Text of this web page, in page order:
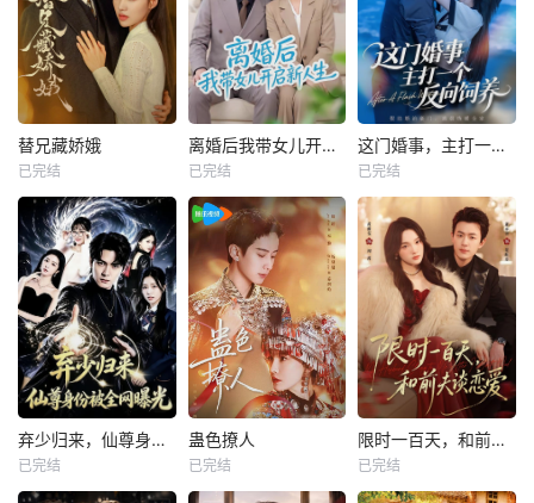
替兄藏娇娥
已完结
离婚后我带女儿开启新人生
已完结
这门婚事，主打一个反向饲养
已完结
弃少归来，仙尊身份被全网曝光
已完结
蛊色撩人
已完结
限时一百天，和前夫谈恋爱
已完结